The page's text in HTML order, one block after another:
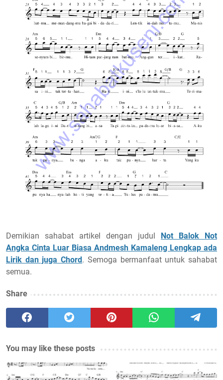
Demikian sahabat artikel dengan judul
Not Balok Not
Angka Cinta Luar Biasa Andmesh Kamaleng Lengkap ada
Lirik dan juga Chord . Semoga bermanfaat untuk sahabat
semua.
Share
You may like these posts